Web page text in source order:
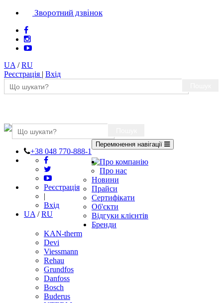
Зворотний дзвінок
UA /RU
Реєстрація | Вхід
+38 048 770-888-1
Реєстрація
|
Вхід
UA /RU
Перемкнення навігації
Про компанію
Про нас
Новини
Прайси
Сертифікати
Об'єкти
Відгуки клієнтів
Бренди
KAN-therm
Devi
Viessmann
Rehau
Grundfos
Danfoss
Bosch
Buderus